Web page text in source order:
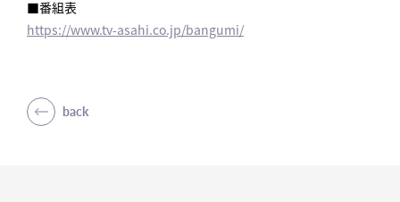
■番組表
https://www.tv-asahi.co.jp/bangumi/
back